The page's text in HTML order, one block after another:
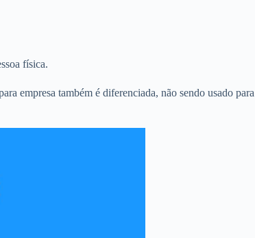
física.
empresa também é diferenciada, não sendo usado para